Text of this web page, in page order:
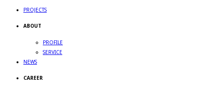
PROJECTS
ABOUT
PROFILE
SERVICE
NEWS
CAREER